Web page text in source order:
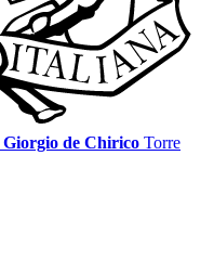
Giorgio de Chirico Torre